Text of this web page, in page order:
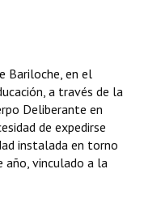
Bariloche, en el
a través de la
Deliberante en
de expedirse
instalada en torno
vinculado a la